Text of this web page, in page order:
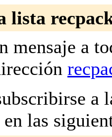
lista
mensaje a
a
las